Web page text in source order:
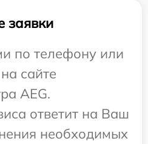
заявки
по телефону или
сайте
AEG.
ответит на Ваш
необходимых